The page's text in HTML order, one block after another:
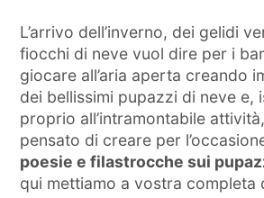
L’arrivo dell’inverno, dei gelidi
fiocchi di neve vuol dire per i
giocare all’aria aperta creando
dei bellissimi pupazzi di neve e,
proprio all’intramontabile
pensato di creare per
poesie e filastrocche sui
qui mettiamo a vostra completa